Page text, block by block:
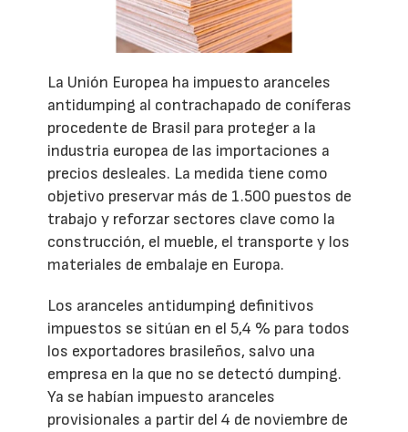
La Unión Europea ha impuesto aranceles
antidumping al contrachapado de coníferas
procedente de Brasil para proteger a la
industria europea de las importaciones a
precios desleales. La medida tiene como
objetivo preservar más de 1.500 puestos de
trabajo y reforzar sectores clave como la
construcción, el mueble, el transporte y los
materiales de embalaje en Europa.
Los aranceles antidumping definitivos
impuestos se sitúan en el 5,4 % para todos
los exportadores brasileños, salvo una
empresa en la que no se detectó dumping.
Ya se habían impuesto aranceles
provisionales a partir del 4 de noviembre de